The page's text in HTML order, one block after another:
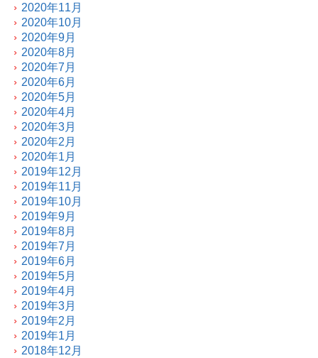
2020年11月
2020年10月
2020年9月
2020年8月
2020年7月
2020年6月
2020年5月
2020年4月
2020年3月
2020年2月
2020年1月
2019年12月
2019年11月
2019年10月
2019年9月
2019年8月
2019年7月
2019年6月
2019年5月
2019年4月
2019年3月
2019年2月
2019年1月
2018年12月